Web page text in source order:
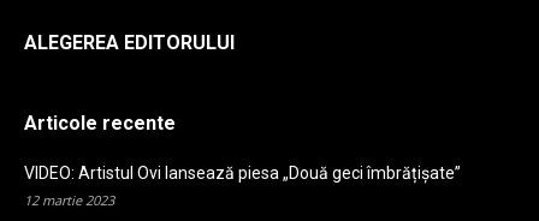
ALEGEREA EDITORULUI
Articole recente
VIDEO: Artistul Ovi lansează piesa „Două geci îmbrățișate”
12 martie 2023